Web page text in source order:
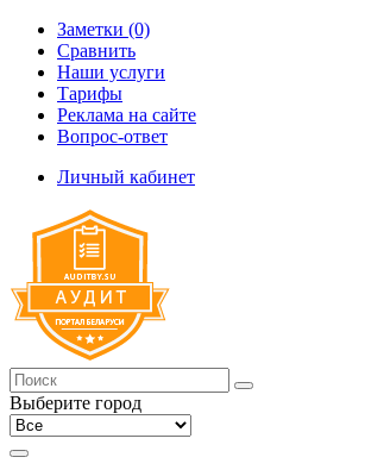
Заметки (0)
Сравнить
Наши услуги
Тарифы
Реклама на сайте
Вопрос-ответ
Личный кабинет
Выберите город